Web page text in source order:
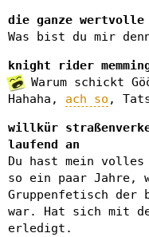
die ganze wertvolle
Was bist du mir
knight rider
Warum schickt
Hahaha, ach so ,
willkür
laufend an
Du hast mein
so ein paar Jahre,
Gruppenfetisch der
war. Hat sich mit
erledigt.